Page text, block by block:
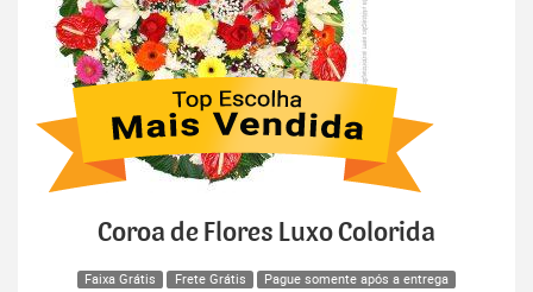
Coroa de Flores Luxo Colorida
Faixa Grátis Frete Grátis Pague somente após a entrega